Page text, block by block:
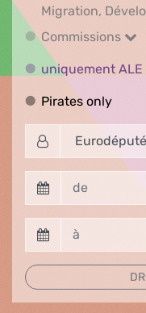
Migration,
Commissions
Commissions
uniquement ALE
Pirates only